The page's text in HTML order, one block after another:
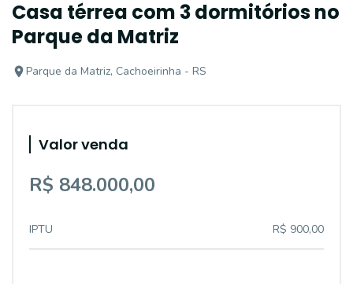
Casa térrea com 3 dormitórios no
Parque da Matriz
Parque da Matriz, Cachoeirinha - RS
Valor venda
R$ 848.000,00
IPTU R$ 900,00